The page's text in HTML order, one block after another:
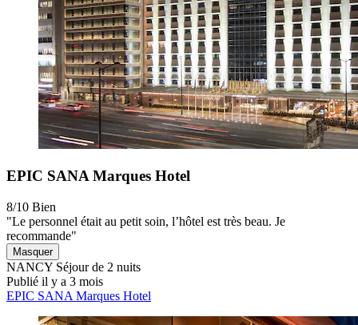
EPIC SANA Marques Hotel
8/10 Bien
"Le personnel était au petit soin, l’hôtel est très beau. Je
recommande"
Masquer
NANCY Séjour de 2 nuits
Publié il y a 3 mois
EPIC SANA Marques Hotel